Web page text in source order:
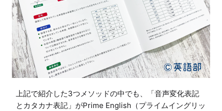
上記で紹介した3つメソッドの中でも、「音声変化表記
とカタカナ表記」がPrime English（プライムイングリッ